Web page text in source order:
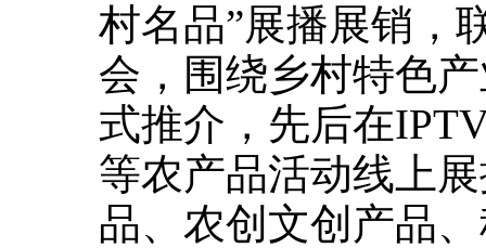
村名品”展播展销，
会，围绕乡村特色
式推介，先后在
等农产品活动线上
品、农创文创产品